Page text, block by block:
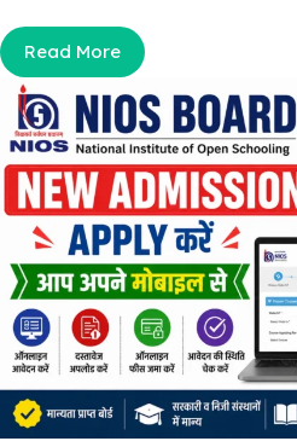
Read More